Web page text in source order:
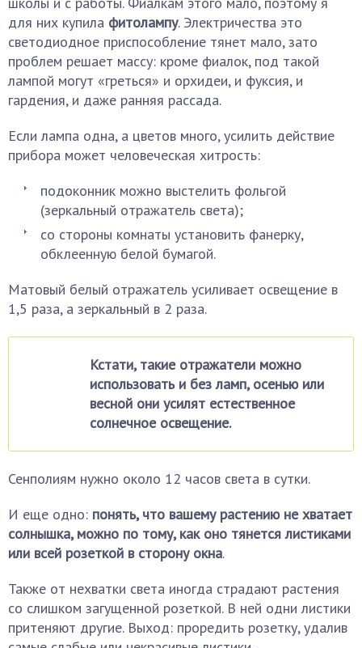
для них купила фитолампу. Электричества это
светодиодное приспособление тянет мало, зато
проблем решает массу: кроме фиалок, под такой
лампой могут «греться» и орхидеи, и фуксия, и
гардения, и даже ранняя рассада.
Если лампа одна, а цветов много, усилить действие
прибора может человеческая хитрость:
подоконник можно выстелить фольгой
(зеркальный отражатель света);
со стороны комнаты установить фанерку,
обклеенную белой бумагой.
Матовый белый отражатель усиливает освещение в
1,5 раза, а зеркальный в 2 раза.
Кстати, такие отражатели можно
использовать и без ламп, осенью или
весной они усилят естественное
солнечное освещение.
Сенполиям нужно около 12 часов света в сутки.
И еще одно: понять, что вашему растению не хватает
солнышка, можно по тому, как оно тянется листиками
или всей розеткой в сторону окна.
Также от нехватки света иногда страдают растения
со слишком загущенной розеткой. В ней одни листики
притеняют другие. Выход: проредить розетку, удалив